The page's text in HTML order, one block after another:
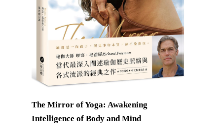
The Mirror of Yoga: Awakening
Intelligence of Body and Mind